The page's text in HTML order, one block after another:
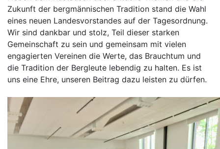
Zukunft der bergmännischen Tradition stand die Wahl
eines neuen Landesvorstandes auf der Tagesordnung.
Wir sind dankbar und stolz, Teil dieser starken
Gemeinschaft zu sein und gemeinsam mit vielen
engagierten Vereinen die Werte, das Brauchtum und
die Tradition der Bergleute lebendig zu halten. Es ist
uns eine Ehre, unseren Beitrag dazu leisten zu dürfen.